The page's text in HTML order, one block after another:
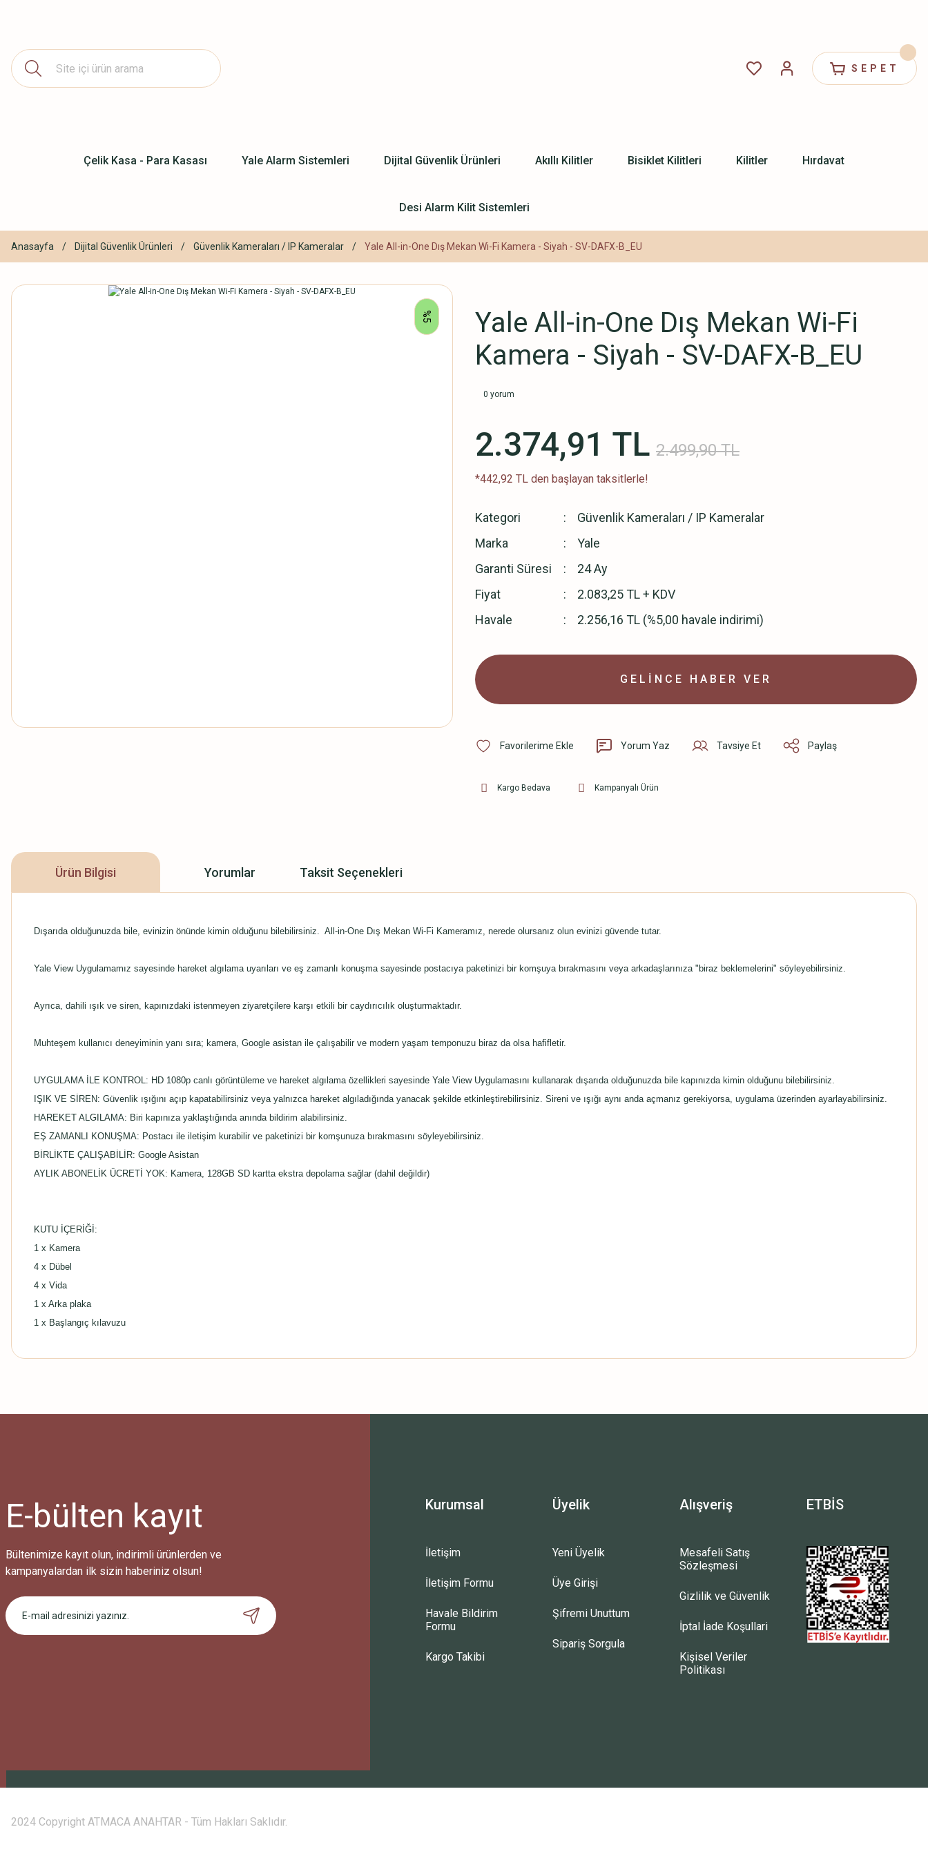
SEPET
Çelik Kasa - Para Kasası Yale Alarm Sistemleri Dijital Güvenlik Ürünleri Akıllı Kilitler Bisiklet Kilitleri Kilitler Hırdavat
Desi Alarm Kilit Sistemleri
Anasayfa Dijital Güvenlik Ürünleri Güvenlik Kameraları / IP Kameralar Yale All-in-One Dış Mekan Wi-Fi Kamera - Siyah - SV-DAFX-B_EU
%5
Yale All-in-One Dış Mekan Wi-Fi
Kamera - Siyah - SV-DAFX-B_EU
0 yorum
2.374,91 TL 2.499,90 TL
*442,92 TL den başlayan taksitlerle!
Kategori
Güvenlik Kameraları / IP Kameralar
Marka
Yale
Garanti Süresi
24 Ay
Fiyat
2.083,25 TL + KDV
Havale
2.256,16 TL (%5,00 havale indirimi)
GELİNCE HABER VER
Yorum Yaz Tavsiye Et Paylaş
Kargo Bedava Kampanyalı Ürün
Ürün Bilgisi Yorumlar Taksit Seçenekleri
Dışarıda olduğunuzda bile, evinizin önünde kimin olduğunu bilebilirsiniz. All-in-One Dış Mekan Wi-Fi Kameramız, nerede olursanız olun evinizi güvende tutar.
Yale View Uygulamamız sayesinde hareket algılama uyarıları ve eş zamanlı konuşma sayesinde postacıya paketinizi bir komşuya bırakmasını veya arkadaşlarınıza "biraz beklemelerini" söyleyebilirsiniz.
Ayrıca, dahili ışık ve siren, kapınızdaki istenmeyen ziyaretçilere karşı etkili bir caydırıcılık oluşturmaktadır.
Muhteşem kullanıcı deneyiminin yanı sıra; kamera, Google asistan ile çalışabilir ve modern yaşam temponuzu biraz da olsa hafifletir.
UYGULAMA İLE KONTROL: HD 1080p canlı görüntüleme ve hareket algılama özellikleri sayesinde Yale View Uygulamasını kullanarak dışarıda olduğunuzda bile kapınızda kimin olduğunu bilebilirsiniz.
IŞIK VE SİREN: Güvenlik ışığını açıp kapatabilirsiniz veya yalnızca hareket algıladığında yanacak şekilde etkinleştirebilirsiniz. Sireni ve ışığı aynı anda açmanız gerekiyorsa, uygulama üzerinden ayarlayabilirsiniz.
HAREKET ALGILAMA: Biri kapınıza yaklaştığında anında bildirim alabilirsiniz.
EŞ ZAMANLI KONUŞMA: Postacı ile iletişim kurabilir ve paketinizi bir komşunuza bırakmasını söyleyebilirsiniz.
BİRLİKTE ÇALIŞABİLİR: Google Asistan
AYLIK ABONELİK ÜCRETİ YOK: Kamera, 128GB SD kartta ekstra depolama sağlar (dahil değildir)
KUTU İÇERİĞİ:
1 x Kamera
4 x Dübel
4 x Vida
1 x Arka plaka
1 x Başlangıç kılavuzu
Bu ürüne ilk yorumu siz yapın!
E-bülten kayıt
Bültenimize kayıt olun, indirimli ürünlerden ve
kampanyalardan ilk sizin haberiniz olsun!
Kurumsal
İletişim
İletişim Formu
Havale Bildirim
Formu
Kargo Takibi
Üyelik
Yeni Üyelik
Üye Girişi
Şifremi Unuttum
Sipariş Sorgula
Alışveriş
Mesafeli Satış
Sözleşmesi
Gizlilik ve Güvenlik
İptal İade Koşullari
Kişisel Veriler
Politikası
ETBİS
2024 Copyright ATMACA ANAHTAR - Tüm Hakları Saklıdır.